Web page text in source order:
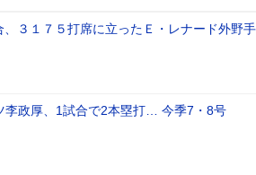
、３１７５打席に立ったＥ・レナード外野
李政厚、1試合で2本塁打… 今季7・8号